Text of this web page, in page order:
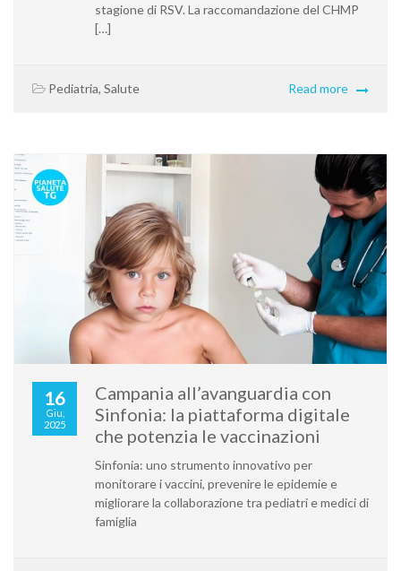
stagione di RSV. La raccomandazione del CHMP
[…]
Pediatria, Salute Read more
16
Giu,
2025
Campania all’avanguardia con
Sinfonia: la piattaforma digitale
che potenzia le vaccinazioni
Sinfonia: uno strumento innovativo per
monitorare i vaccini, prevenire le epidemie e
migliorare la collaborazione tra pediatri e medici di
famiglia